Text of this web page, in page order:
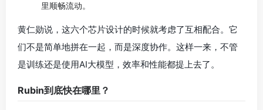
里顺畅流动。
黄仁勋说，这六个芯片设计的时候就考虑了互相配合。它
们不是简单地拼在一起，而是深度协作。这样一来，不管
是训练还是使用AI大模型，效率和性能都提上去了。
Rubin到底快在哪里？